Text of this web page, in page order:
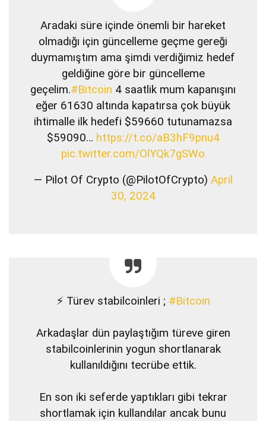
Aradaki süre içinde önemli bir hareket
olmadığı için güncelleme geçme gereği
duymamıştım ama şimdi verdiğimiz hedef
geldiğine göre bir güncelleme
geçelim.#Bitcoin 4 saatlik mum kapanışını
eğer 61630 altında kapatırsa çok büyük
ihtimalle ilk hedefi $59660 tutunamazsa
$59090… https://t.co/aB3hF9pnu4
pic.twitter.com/OlYQk7gSWo
— Pilot Of Crypto (@PilotOfCrypto) April
30, 2024
⚡ Türev stabilcoinleri ; #Bitcoin
Arkadaşlar dün paylaştığım türeve giren
stabilcoinlerinin yogun shortlanarak
kullanıldığını tecrübe ettik.
En son iki seferde yaptıkları gibi tekrar
shortlamak için kullandılar ancak bunu